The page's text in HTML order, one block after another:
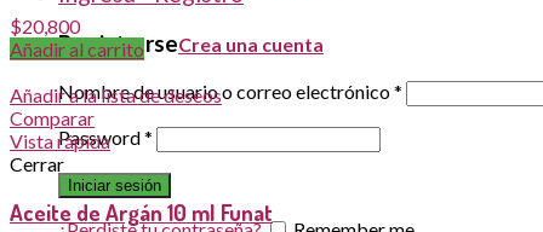
RegistrarseCrea una cuenta
Nombre de usuario o correo electrónico*
Password*
Iniciar sesión
$20,800
Añadir al carrito
Añadir a la lista de deseos
Comparar
Vista rápida
Cerrar
Aceite de Argán 10 ml Funat